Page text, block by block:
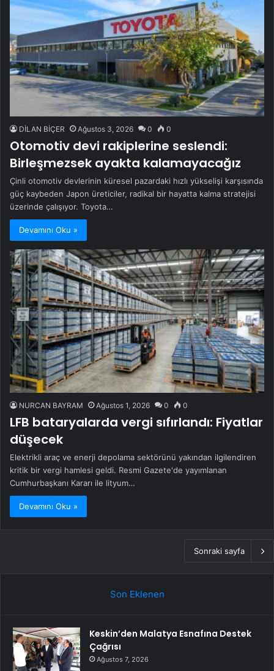
DİLAN BİÇER Ağustos 3, 2026 0 0
Otomotiv devi rakiplerine seslendi:
Birleşmezsek ayakta kalamayacağız
Çinli otomotiv devlerinin küresel pazardaki hızlı yükselişi karşısında
güç kaybeden Japon üreticiler, radikal bir hayatta kalma stratejisi
üzerinde çalışıyor. Toyota…
Devamını Oku »
NURCAN BAYRAM Ağustos 1, 2026 0 0
LFB bataryalarda vergi sıfırlandı: Fiyatlar
düşecek
Elektrikli araç ve enerji depolama sektörünü yakından ilgilendiren
kritik bir vergi hamlesi geldi. Resmi Gazete'de yayımlanan
Cumhurbaşkanı Kararı ile lityum…
Devamını Oku »
Sonraki sayfa
Son Eklenen
Keskin’den Malatya Esnafına Destek
Çağrısı
Ağustos 7, 2026